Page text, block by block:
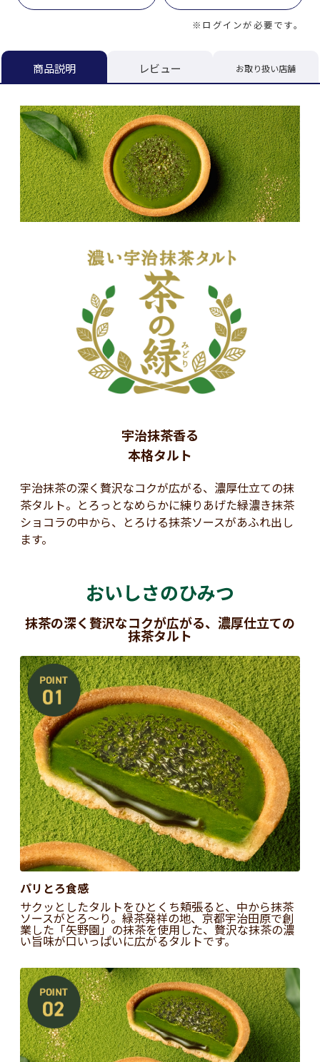
※ログインが必要です。
商品説明 レビュー お取り扱い店舗
宇治抹茶香る
本格タルト
宇治抹茶の深く贅沢なコクが広がる、濃厚仕立ての抹
茶タルト。とろっとなめらかに練りあげた緑濃き抹茶
ショコラの中から、とろける抹茶ソースがあふれ出し
ます。
おいしさのひみつ
抹茶の深く贅沢なコクが広がる、濃厚仕立ての
抹茶タルト
パリとろ食感
サクッとしたタルトをひとくち頬張ると、中から抹茶
ソースがとろ～り。緑茶発祥の地、京都宇治田原で創
業した「矢野園」の抹茶を使用した、贅沢な抹茶の濃
い旨味が口いっぱいに広がるタルトです。